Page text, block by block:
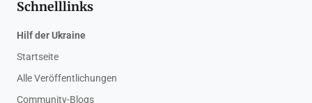
Schnelllinks
Hilf der Ukraine
Startseite
Alle Veröffentlichungen
Community-Blogs